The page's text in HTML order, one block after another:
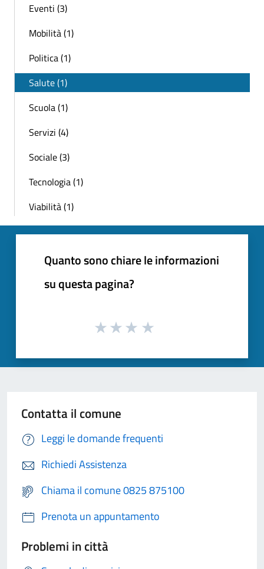
Eventi (3)
Mobilità (1)
Politica (1)
Salute (1)
Scuola (1)
Servizi (4)
Sociale (3)
Tecnologia (1)
Viabilità (1)
Quanto sono chiare le informazioni
su questa pagina?
Contatta il comune
Leggi le domande frequenti
Richiedi Assistenza
Chiama il comune 0825 875100
Prenota un appuntamento
Problemi in città